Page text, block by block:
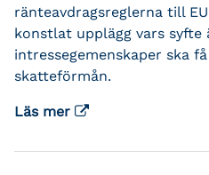
ränteavdragsreglerna till
konstlat upplägg vars syfte
intressegemenskaper ska
skatteförmån.
Läs mer